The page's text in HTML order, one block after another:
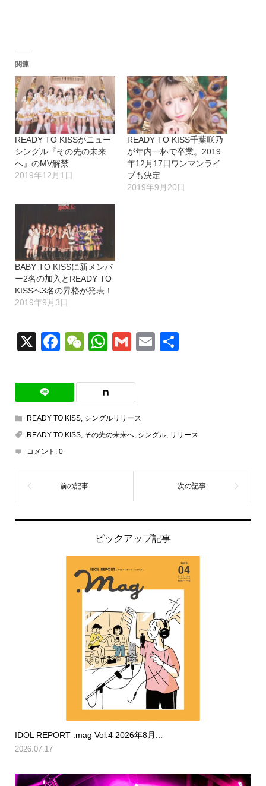
関連
READY TO KISSがニュー
シングル『その先の未来
へ』のMV解禁
2019年12月1日
READY TO KISS千葉咲乃
が年内一杯で卒業。2019
年12月17日ワンマンライ
ブも決定
2019年9月20日
BABY TO KISSに新メンバ
ー2名の加入とREADY TO
KISSへ3名の昇格が発表！
2019年9月3日
X Facebook
WeChat
WhatsApp
GmailEmail
READY TO KISS, シングルリリース
READY TO KISS, その先の未来へ, シングル, リリース
コメント: 0
ピックアップ記事
IDOL REPORT .mag Vol.4 2026年8月...
2026.07.17